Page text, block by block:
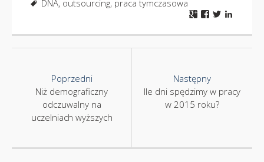
DNA, outsourcing, praca tymczasowa
Poprzedni
Niż demograficzny
odczuwalny na
uczelniach wyższych
Następny
Ile dni spędzimy w pracy
w 2015 roku?